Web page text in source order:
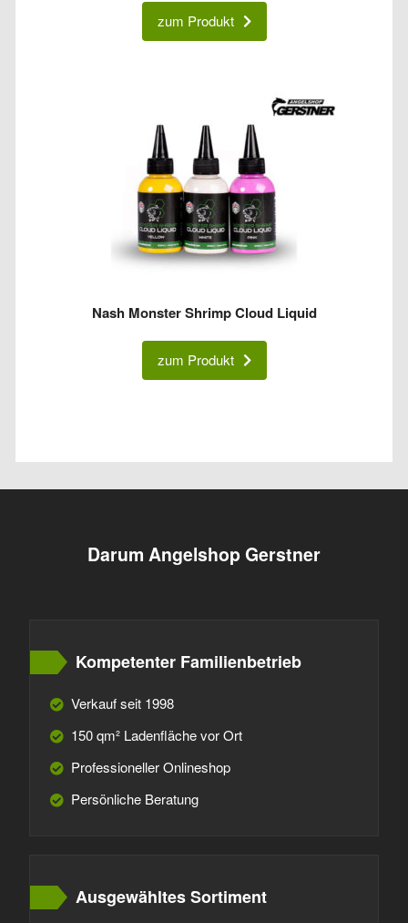
zum Produkt
Nash Monster Shrimp Cloud Liquid
zum Produkt
Darum Angelshop Gerstner
Kompetenter Familienbetrieb
Verkauf seit 1998
150 qm² Ladenfläche vor Ort
Professioneller Onlineshop
Persönliche Beratung
Ausgewähltes Sortiment